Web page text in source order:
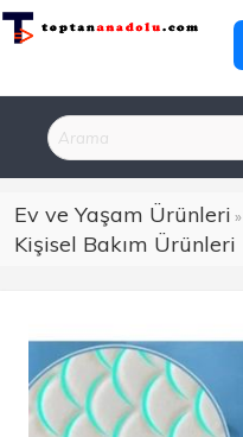
Ev ve Yaşam Ürünleri »
Kişisel Bakım Ürünleri